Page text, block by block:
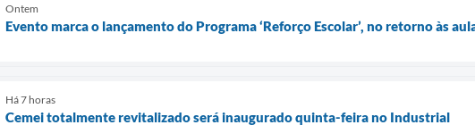
Ontem
Evento marca o lançamento do Programa ‘Reforço Escolar’, no retorno às
Há 7 horas
Cemei totalmente revitalizado será inaugurado quinta-feira no Industrial